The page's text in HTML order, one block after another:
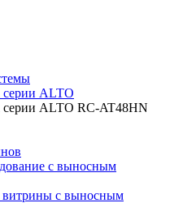
серии ALTO
серии ALTO RC-AT48HN
с выносным
витрины с выносным